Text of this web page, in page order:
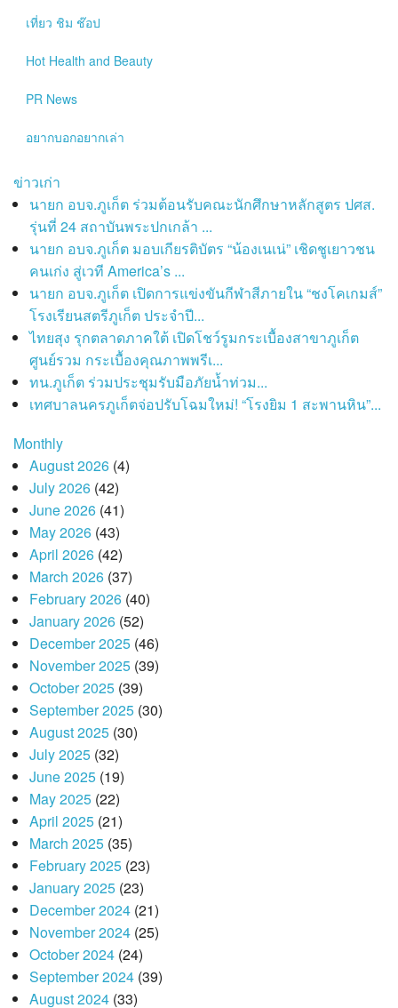
เที่ยว ชิม ช๊อป
Hot Health and Beauty
PR News
อยากบอกอยากเล่า
ข่าวเก่า
นายก อบจ.ภูเก็ต ร่วมต้อนรับคณะนักศึกษาหลักสูตร ปศส.
รุ่นที่ 24 สถาบันพระปกเกล้า ...
นายก อบจ.ภูเก็ต มอบเกียรติบัตร “น้องเนเน่” เชิดชูเยาวชน
คนเก่ง สู่เวที America’s ...
นายก อบจ.ภูเก็ต เปิดการแข่งขันกีฬาสีภายใน “ชงโคเกมส์”
โรงเรียนสตรีภูเก็ต ประจำปี...
ไทยสุง รุกตลาดภาคใต้ เปิดโชว์รูมกระเบื้องสาขาภูเก็ต
ศูนย์รวม กระเบื้องคุณภาพพรีเ...
ทน.ภูเก็ต ร่วมประชุมรับมือภัยน้ำท่วม...
เทศบาลนครภูเก็ตจ่อปรับโฉมใหม่! “โรงยิม 1 สะพานหิน”...
Monthly
August 2026(4)
July 2026(42)
June 2026(41)
May 2026(43)
April 2026(42)
March 2026(37)
February 2026(40)
January 2026(52)
December 2025(46)
November 2025(39)
October 2025(39)
September 2025(30)
August 2025(30)
July 2025(32)
June 2025(19)
May 2025(22)
April 2025(21)
March 2025(35)
February 2025(23)
January 2025(23)
December 2024(21)
November 2024(25)
October 2024(24)
September 2024(39)
August 2024(33)